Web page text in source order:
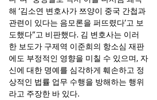
해 ‘김소연 변호사가 쯔양이 중국 간첩과
관련이 있다는 음모론을 퍼뜨렸다’고 보
도했다”고 비판했다. 김 변호사는 이러
한 보도가 구제역 이준희의 항소심 재판
에도 부정적인 영향을 미칠 수 있으며, 자
신에 대한 명예를 심각하게 훼손하고 정
상적인 법률 업무 수행을 방해하는 행위
라고 주장한 바 있다.